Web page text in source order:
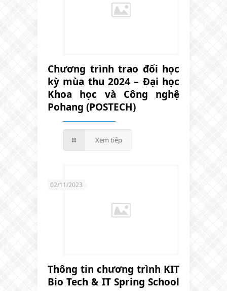
Chương trình trao đổi học
kỳ mùa thu 2024 – Đại học
Khoa học và Công nghệ
Pohang (POSTECH)
Xem tiếp
02/11/2023
Thông tin chương trình KIT
Bio Tech & IT Spring School